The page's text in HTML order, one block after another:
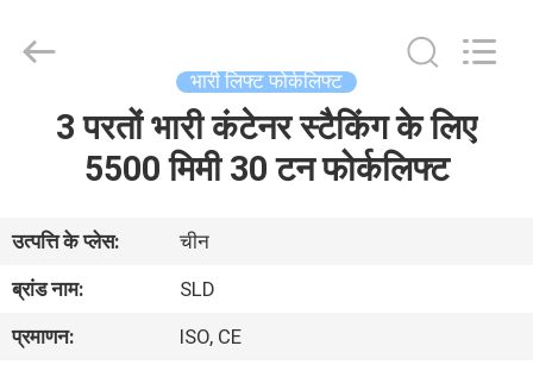
हमारे
बारे
भारी लिफ्ट फोर्कलिफ्ट
3 परतों भारी कंटेनर स्टैकिंग के लिए
5500 मिमी 30 टन फोर्कलिफ्ट
उत्पत्ति के प्लेस:
चीन
ब्रांड नाम:
SLD
प्रमाणन:
ISO, CE